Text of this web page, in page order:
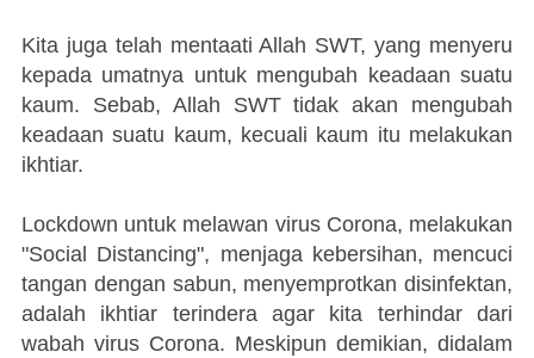
Kita juga telah mentaati Allah SWT, yang menyeru
kepada umatnya untuk mengubah keadaan suatu
kaum. Sebab, Allah SWT tidak akan mengubah
keadaan suatu kaum, kecuali kaum itu melakukan
ikhtiar.
Lockdown untuk melawan virus Corona, melakukan
"Social Distancing", menjaga kebersihan, mencuci
tangan dengan sabun, menyemprotkan disinfektan,
adalah ikhtiar terindera agar kita terhindar dari
wabah virus Corona. Meskipun demikian, didalam